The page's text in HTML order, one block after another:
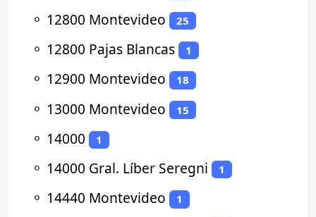
⚬ 12800 Montevideo 25
⚬ 12800 Pajas Blancas 1
⚬ 12900 Montevideo 18
⚬ 13000 Montevideo 15
⚬ 14000 1
⚬ 14000 Gral. Líber Seregni 1
⚬ 14440 Montevideo 1